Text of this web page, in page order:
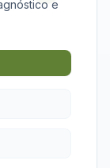
e